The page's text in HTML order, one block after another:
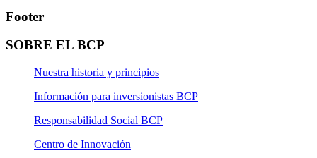
Plantilla para Depósitos Pago de Haberes
Carta de instrucción de haberes
Proceso de depósito y traslado de CTS:
Guía pago de CTS en Telecrédito
Manual de pago CTS en Agencia
Footer
SOBRE EL BCP
Nuestra historia y principios
Información para inversionistas BCP
Responsabilidad Social BCP
Centro de Innovación